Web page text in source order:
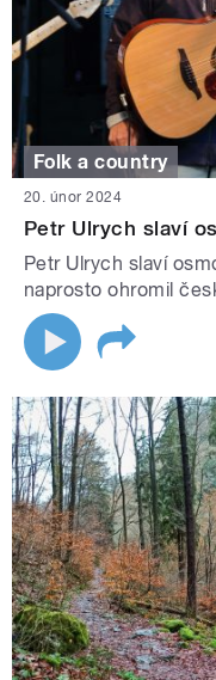
Folk a country
20. únor 2024
Petr Ulrych slaví
Petr Ulrych slaví
naprosto ohromil